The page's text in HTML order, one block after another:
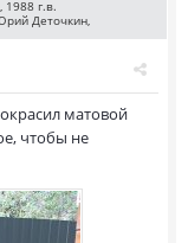
1988 г.в.
Деточкин,
матовой
чтобы не